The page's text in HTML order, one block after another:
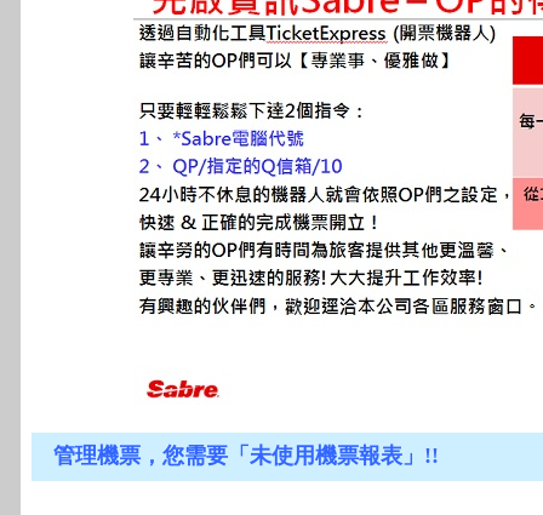
管理機票，您需要「未使用機票報表」!!